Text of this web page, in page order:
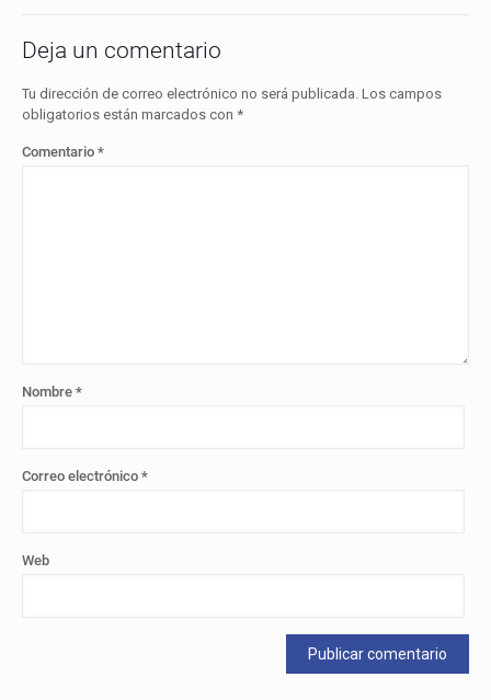
Deja un comentario
Tu dirección de correo electrónico no será publicada. Los campos
obligatorios están marcados con *
Comentario *
Nombre *
Correo electrónico *
Web